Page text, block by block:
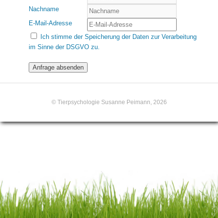
Nachname
E-Mail-Adresse
Ich stimme der Speicherung der Daten zur Verarbeitung
im Sinne der DSGVO zu.
© Tierpsychologie Susanne Peimann, 2026